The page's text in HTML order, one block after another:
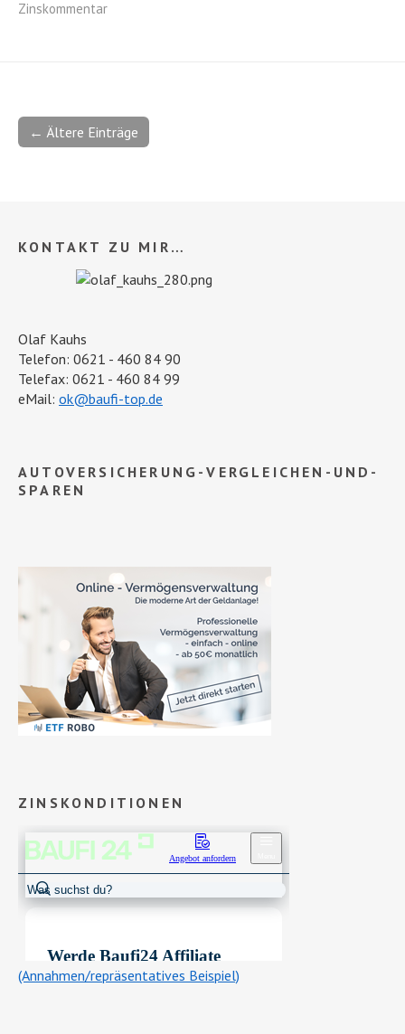
Zinskommentar
← Ältere Einträge
KONTAKT ZU MIR…
Olaf Kauhs
Telefon: 0621 - 460 84 90
Telefax: 0621 - 460 84 99
eMail: ok@baufi-top.de
AUTOVERSICHERUNG-VERGLEICHEN-UND-
SPAREN
ZINSKONDITIONEN
(Annahmen/repräsentatives Beispiel)